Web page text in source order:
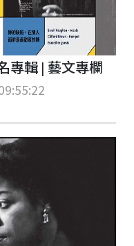
專輯 | 藝文專欄